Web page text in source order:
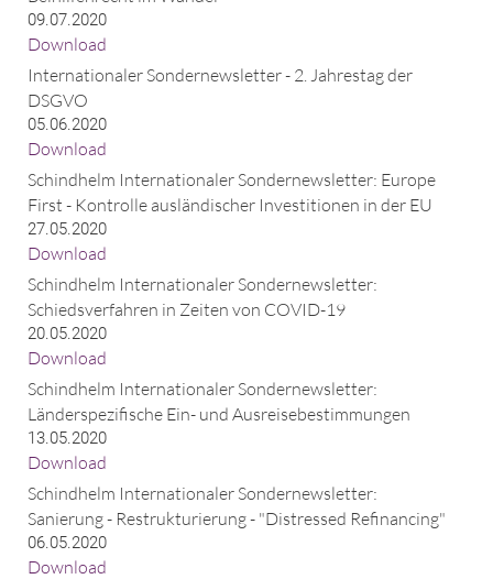
09.07.2020
Download
Internationaler Sondernewsletter - 2. Jahrestag der
DSGVO
05.06.2020
Download
Schindhelm Internationaler Sondernewsletter: Europe
First - Kontrolle ausländischer Investitionen in der EU
27.05.2020
Download
Schindhelm Internationaler Sondernewsletter:
Schiedsverfahren in Zeiten von COVID-19
20.05.2020
Download
Schindhelm Internationaler Sondernewsletter:
Länderspezifische Ein- und Ausreisebestimmungen
13.05.2020
Download
Schindhelm Internationaler Sondernewsletter:
Sanierung - Restrukturierung - "Distressed Refinancing"
06.05.2020
Download